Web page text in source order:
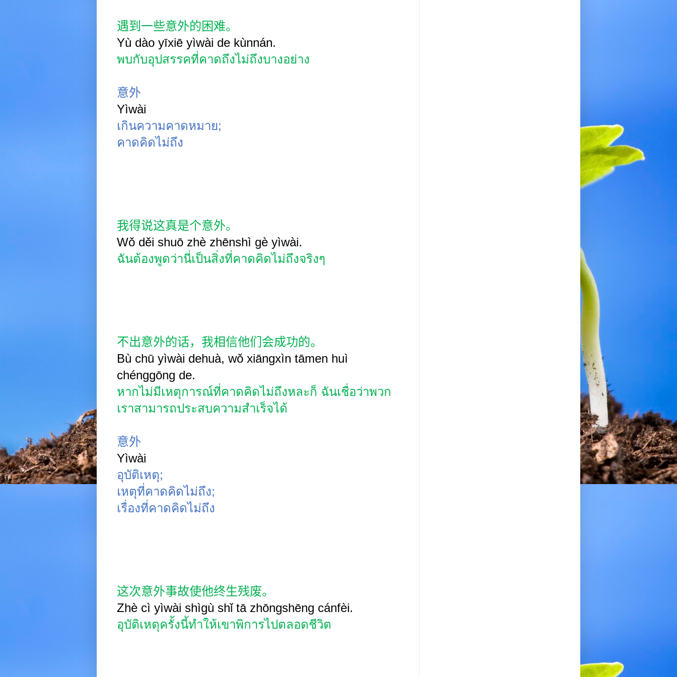
遇到一些意外的困难。
Yù dào yīxiē yìwài de kùnnán.
พบกับอุปสรรคที่คาดถึงไม่ถึงบางอย่าง
意外
Yìwài
เกินความคาดหมาย;
คาดคิดไม่ถึง
我得说这真是个意外。
Wǒ děi shuō zhè zhēnshì gè yìwài.
ฉันต้องพูดว่านี่เป็นสิ่งที่คาดคิดไม่ถึงจริงๆ
不出意外的话，我相信他们会成功的。
Bù chū yìwài dehuà, wǒ xiāngxìn tāmen huì
chénggōng de.
หากไม่มีเหตุการณ์ที่คาดคิดไม่ถึงหละก็ ฉันเชื่อว่าพวก
เราสามารถประสบความสำเร็จได้
意外
Yìwài
อุบัติเหตุ;
เหตุที่คาดคิดไม่ถึง;
เรื่องที่คาดคิดไม่ถึง
这次意外事故使他终生残废。
Zhè cì yìwài shìgù shǐ tā zhōngshēng cánfèi.
อุบัติเหตุครั้งนี้ทำให้เขาพิการไปตลอดชีวิต